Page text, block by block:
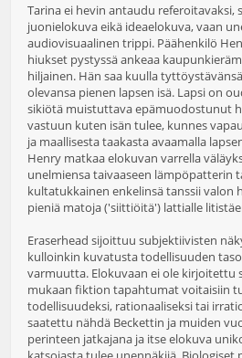
Tarina ei hevin antaudu referoitavaksi,
juonielokuva eikä ideaelokuva, vaan
audiovisuaalinen trippi. Päähenkilö
hiukset pystyssä ankeaa
hiljainen. Hän saa kuulla
olevansa pienen lapsen isä. Lapsi on
sikiötä muistuttava epämuodostunut
vastuun kuten isän tulee, kunnes
ja maallisesta taakasta avaamalla
Henry matkaa elokuvan varrella
unelmiensa taivaaseen lämpöpatterin
kultatukkainen enkelinsä tanssii valon
pieniä matoja ('siittiöitä') lattialle
Eraserhead sijoittuu subjektiivisten
kulloinkin kuvatusta todellisuuden
varmuutta. Elokuvaan ei ole kirjoitettu
mukaan fiktion tapahtumat voitaisiin
todellisuudeksi, rationaaliseksi tai
saatettu nähdä Beckettin ja muiden
perinteen jatkajana ja itse elokuva